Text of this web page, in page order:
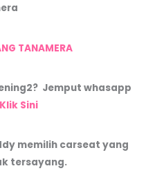
TANAMERA
Jemput whasapp
Sini
memilih carseat yang
tersayang.